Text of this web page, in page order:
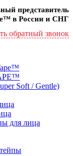
представитель
в России и СНГ
обратный звонок
Soft / Gentle)
для лица